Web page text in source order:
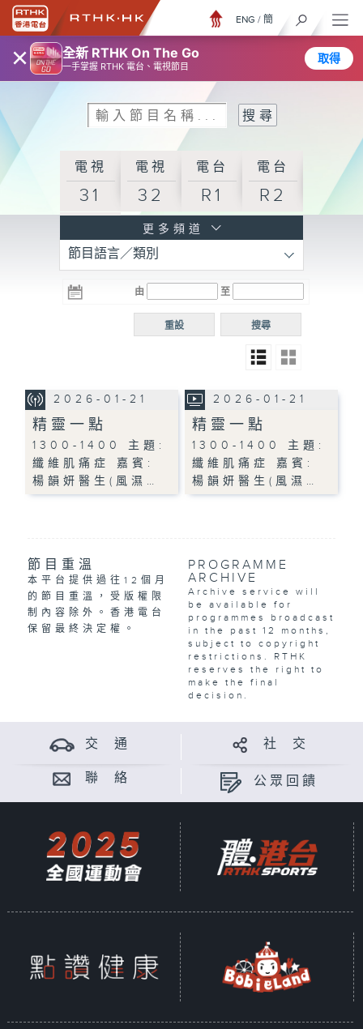
× 全新 RTHK On The Go
一手掌握 RTHK 電台、電視節目
取得
ENG / 簡
電視
31
電視
32
電台
R1
電台
R2
R3
電台 電台
R5
電台
普通
更多頻道
節目語言／類別
由 至
搜尋
重設
2026-01-21
精靈一點
1300-1400 主題:
纖維肌痛症 嘉賓:
楊韻妍醫生(風濕…
2026-01-21
精靈一點
1300-1400 主題:
纖維肌痛症 嘉賓:
楊韻妍醫生(風濕…
節目重溫
本平台提供過往12個月
的節目重溫，受版權限
制內容除外。香港電台
保留最終決定權。
PROGRAMME
ARCHIVE
Archive service will
be available for
programmes broadcast
in the past 12 months,
subject to copyright
restrictions. RTHK
reserves the right to
make the final
decision.
交 通 社 交
聯 絡 公眾回饋